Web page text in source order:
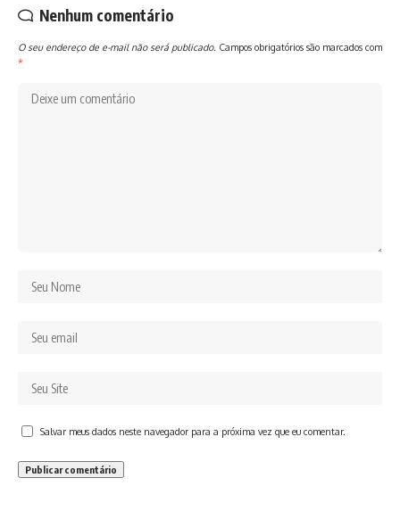
Nenhum comentário
O seu endereço de e-mail não será publicado. Campos obrigatórios são marcados com
*
Salvar meus dados neste navegador para a próxima vez que eu comentar.